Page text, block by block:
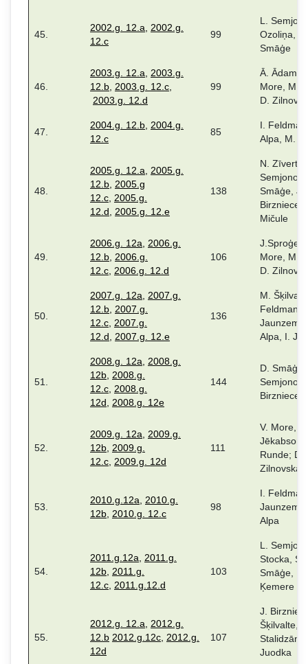
45.
2002.g. 12.a
2002.g.
12.c
99
L.
Ozoliņa, D.
Smāģe
46.
2003.g. 12.a
2003.g.
12.b 2003.g. 12.c
2003.g. 12.d
99
Ā. Ādama.
More, M.
D.
47.
2004.g. 12.b 2004.g.
12.c
85
I.
Alpa, M.
48.
2005.g. 12.a
2005.g.
12.b 2005.g
12.c 2005.g.
12.d
2005.g. 12.e
138
N. Zīverts,
Smāģe, J.
Birzniece,
Mičule
49.
2006.g. 12a
2006.g.
12.b 2006.g.
12.c 2006.g. 12.d
106
J.Sproģe,
More, M.
D.
50.
2007.g. 12a
2007.g.
12.b 2007.g.
12.c 2007.g.
12.d
2007.g. 12.e
136
M.
Alpa, I.
51.
2008.g. 12a
2008.g.
12b 2008.g.
12.c 2008.g.
12d
2008.g. 12e
144
D. Smāģe,
Birzniece,
52.
2009.g. 12a
2009.g.
12b 2009.g.
12.c 2009.g. 12d
111
V. More,
Runde; D.
Zilnovska
53.
2010.g.12a
2010.g.
12b 2010.g. 12.c
98
I.
Alpa
54.
2011.g.12a
2011.g.
12b 2011.g.
12.c 2011.g.12.d
103
L.
Stocka, S.
Smāģe, R.
Ķemere
55.
2012.g. 12.a
2012.g.
12.b 2012.g.12c 2012.g.
12d
107
J.
Šķilvalte,
Juodka